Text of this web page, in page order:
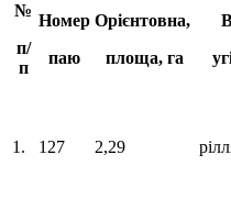
№
п/
п
Номер
паю
Орієнтовна,
площа, га
1. 127 2,29